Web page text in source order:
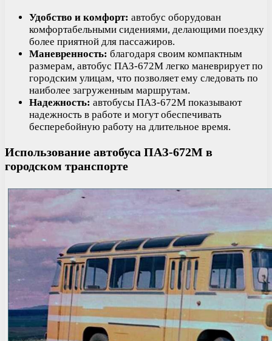
Удобство и комфорт: автобус оборудован
комфортабельными сидениями, делающими поездку
более приятной для пассажиров.
Маневренность: благодаря своим компактным
размерам, автобус ПАЗ-672М легко маневрирует по
городским улицам, что позволяет ему следовать по
наиболее загруженным маршрутам.
Надежность: автобусы ПАЗ-672М показывают
надежность в работе и могут обеспечивать
бесперебойную работу на длительное время.
Использование автобуса ПАЗ-672М в
городском транспорте